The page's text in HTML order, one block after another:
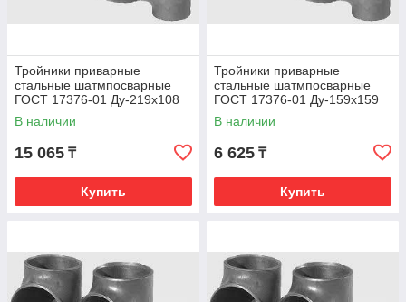
Тройники приварные
стальные шатмпосварные
ГОСТ 17376-01 Ду-219х108
В наличии
15 065 ₸
Купить
Тройники приварные
стальные шатмпосварные
ГОСТ 17376-01 Ду-159х159
В наличии
6 625 ₸
Купить